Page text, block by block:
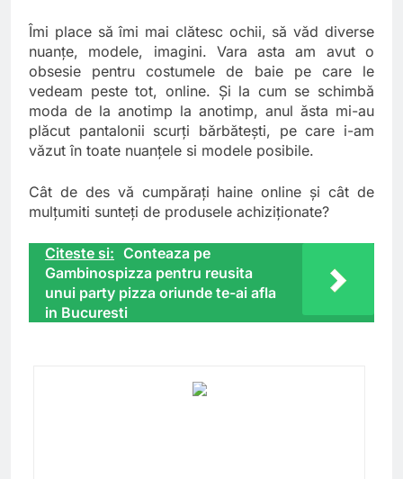
Îmi place să îmi mai clătesc ochii, să văd diverse
nuanţe, modele, imagini. Vara asta am avut o
obsesie pentru costumele de baie pe care le
vedeam peste tot, online. Şi la cum se schimbă
moda de la anotimp la anotimp, anul ăsta mi-au
plăcut pantalonii scurţi bărbăteşti, pe care i-am
văzut în toate nuanţele si modele posibile.
Cât de des vă cumpăraţi haine online şi cât de
mulţumiti sunteţi de produsele achiziţionate?
Citeste si: Conteaza pe
Gambinospizza pentru reusita
unui party pizza oriunde te-ai afla
in Bucuresti